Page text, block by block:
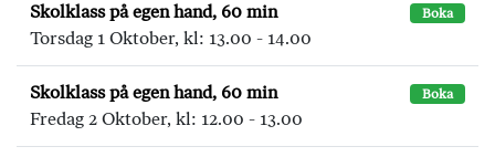
Skolklass på egen hand, 60 min Boka
Torsdag 1 Oktober, kl: 13.00 - 14.00
Skolklass på egen hand, 60 min Boka
Fredag 2 Oktober, kl: 12.00 - 13.00